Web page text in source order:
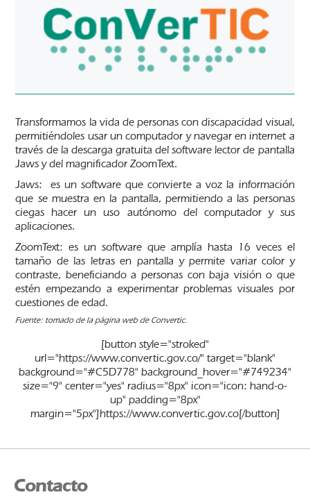
Transformamos la vida de personas con discapacidad visual,
permitiéndoles usar un computador y navegar en internet a
través de la descarga gratuita del software lector de pantalla
Jaws y del magnificador ZoomText.
Jaws: es un software que convierte a voz la información
que se muestra en la pantalla, permitiendo a las personas
ciegas hacer un uso autónomo del computador y sus
aplicaciones.
ZoomText: es un software que amplía hasta 16 veces el
tamaño de las letras en pantalla y permite variar color y
contraste, beneficiando a personas con baja visión o que
estén empezando a experimentar problemas visuales por
cuestiones de edad.
Fuente: tomado de la página web de Convertic.
[button style="stroked"
url="https://www.convertic.gov.co/" target="blank"
background="#C5D778" background_hover="#749234"
size="9" center="yes" radius="8px" icon="icon: hand-o-
up" padding="8px"
margin="5px"]https://www.convertic.gov.co[/button]
Contacto